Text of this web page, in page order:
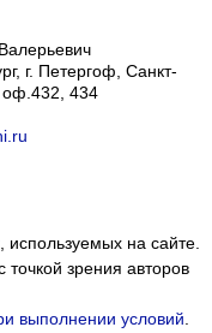
г. Петергоф, Санкт-
оф.432, 434
, используемых на сайте.
зрения авторов
выполнении условий.